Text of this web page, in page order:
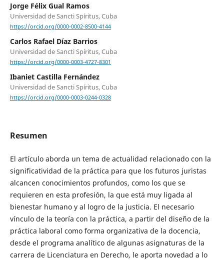
Jorge Félix Gual Ramos
Universidad de Sancti Spíritus, Cuba
https://orcid.org/0000-0002-8500-4144
Carlos Rafael Díaz Barrios
Universidad de Sancti Spíritus, Cuba
https://orcid.org/0000-0003-4727-8301
Ibaniet Castilla Fernández
Universidad de Sancti Spíritus, Cuba
https://orcid.org/0000-0003-0244-0328
Resumen
El artículo aborda un tema de actualidad relacionado con la
significatividad de la práctica para que los futuros juristas
alcancen conocimientos profundos, como los que se
requieren en esta profesión, la que está muy ligada al
bienestar humano y al logro de la justicia. El necesario
vínculo de la teoría con la práctica, a partir del diseño de la
práctica laboral como forma organizativa de la docencia,
desde el programa analítico de algunas asignaturas de la
carrera de Licenciatura en Derecho, le aporta novedad a lo